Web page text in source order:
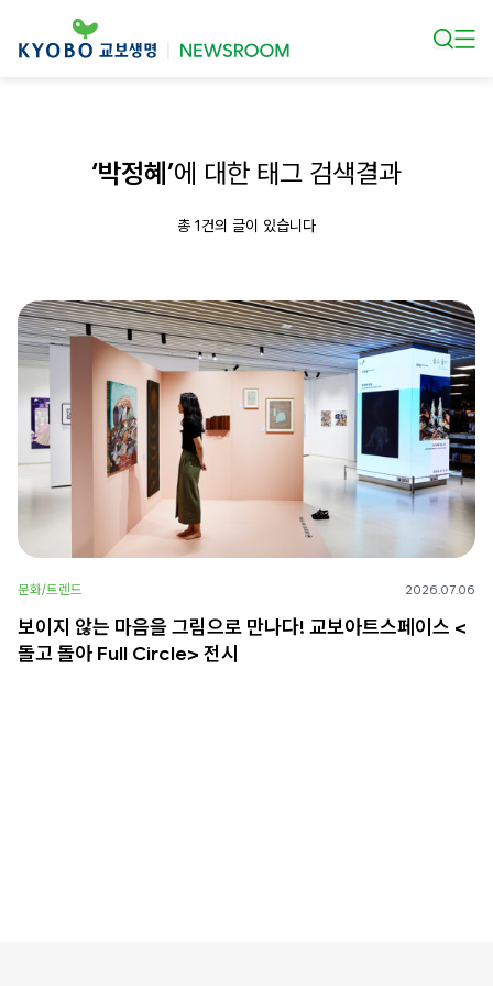
‘박정혜’에 대한 태그 검색결과
총 1건의 글이 있습니다
문화/트렌드 2026.07.06
보이지 않는 마음을 그림으로 만나다! 교보아트스페이스 <
돌고 돌아 Full Circle> 전시